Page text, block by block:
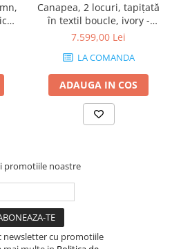
Canapea, 2 locuri, tapițată
în textil boucle, ivory -
CAMEL
7.599,00 Lei
LA COMANDA
ADAUGA IN COS
promotiile noastre
newsletter cu promotiile